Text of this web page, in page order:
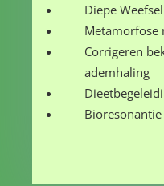
Diepe
Metamorfose
Corrigeren
ademhaling
Bioresonantie